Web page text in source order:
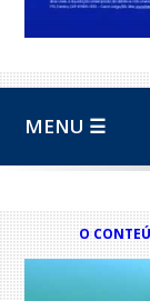
MENU ☰
O